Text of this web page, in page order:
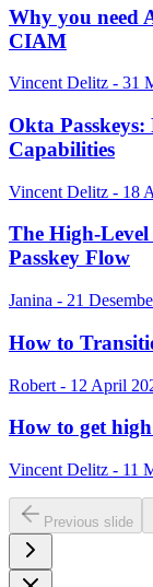
Why you need
CIAM
Vincent Delitz - 31
Okta
Capabilities
Vincent Delitz - 18
The High-
Passkey Flow
Janina - 21
How to
Robert - 12 April
How to get
Vincent Delitz - 11
Previous slide